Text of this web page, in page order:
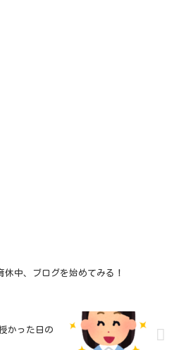
休中、ブログを始めてみる！
かった日の